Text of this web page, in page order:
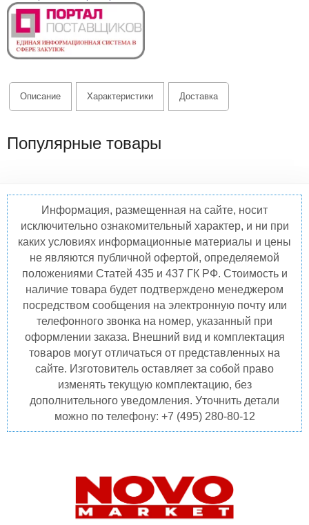
Описание Характеристики Доставка
Популярные товары
Информация, размещенная на сайте, носит
исключительно ознакомительный характер, и ни при
каких условиях информационные материалы и цены
не являются публичной офертой, определяемой
положениями Статей 435 и 437 ГК РФ. Стоимость и
наличие товара будет подтверждено менеджером
посредством сообщения на электронную почту или
телефонного звонка на номер, указанный при
оформлении заказа. Внешний вид и комплектация
товаров могут отличаться от представленных на
сайте. Изготовитель оставляет за собой право
изменять текущую комплектацию, без
дополнительного уведомления. Уточнить детали
можно по телефону: +7 (495) 280-80-12